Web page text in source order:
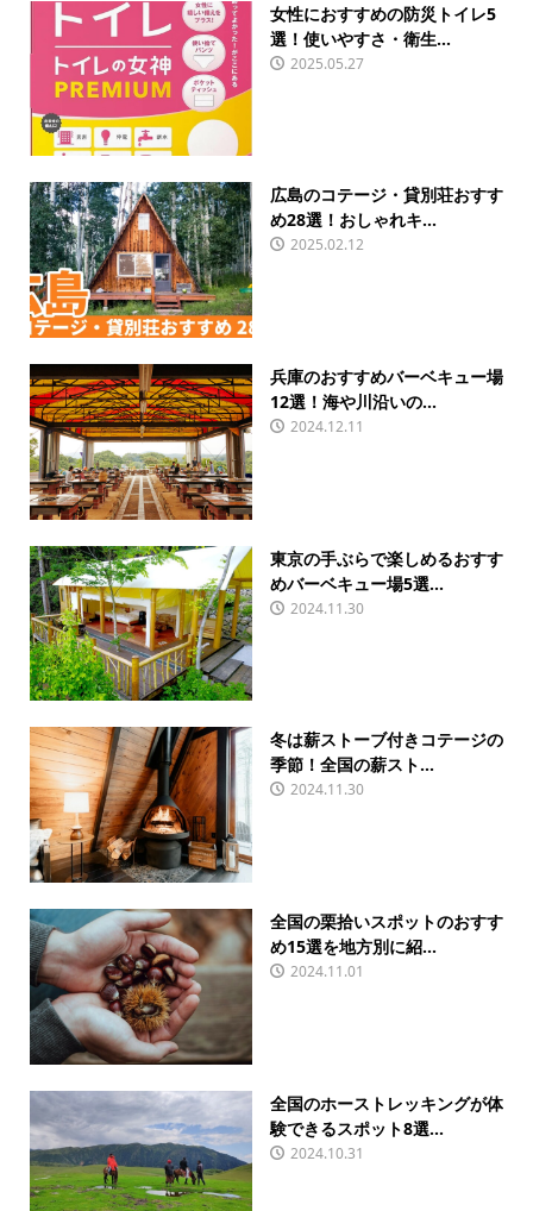
女性におすすめの防災トイレ5
選！使いやすさ・衛生...
2025.05.27
広島のコテージ・貸別荘おすす
め28選！おしゃれキ...
2025.02.12
兵庫のおすすめバーベキュー場
12選！海や川沿いの...
2024.12.11
東京の手ぶらで楽しめるおすす
めバーベキュー場5選...
2024.11.30
冬は薪ストーブ付きコテージの
季節！全国の薪スト...
2024.11.30
全国の栗拾いスポットのおすす
め15選を地方別に紹...
2024.11.01
全国のホーストレッキングが体
験できるスポット8選...
2024.10.31